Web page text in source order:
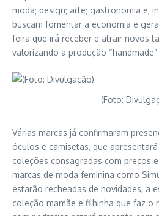
moda; design; arte; gastronomia e,
buscam fomentar a economia e
feira que irá receber e atrair novos
valorizando a produção
(Foto:
Várias marcas já confirmaram
óculos e camisetas, que
coleções consagradas com preços
marcas de moda feminina como
estarão recheadas de novidades, a
coleção mamãe e filhinha que faz o